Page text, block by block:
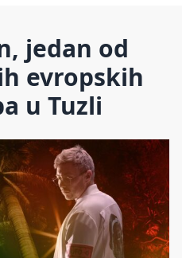
jedan od
evropskih
u Tuzli